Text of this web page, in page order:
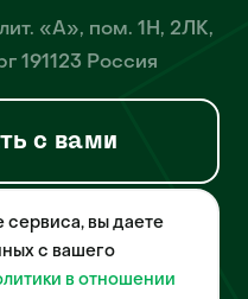
«А», пом. 1Н, 2ЛК,
191123 Россия
с вами
животных «Пет-Ес»
информационных
и эксплуатации
деятельность
сервиса, вы даете
с вашего
в отношении